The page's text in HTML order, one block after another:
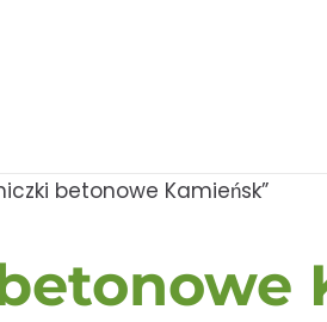
betonowe Kamieńsk”